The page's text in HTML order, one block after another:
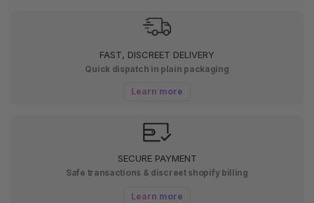
FAST, DISCREET DELIVERY
Quick dispatch in plain packaging
Learn more
SECURE PAYMENT
Safe transactions & discreet shopify billing
Learn more